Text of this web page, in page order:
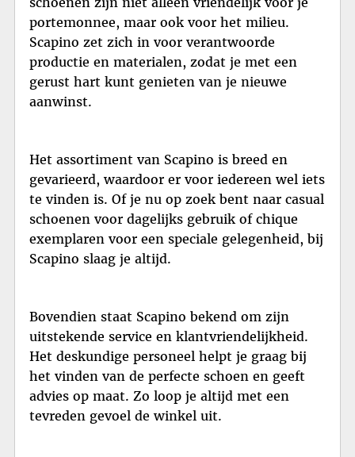
portemonnee, maar ook voor het milieu.
Scapino zet zich in voor verantwoorde
productie en materialen, zodat je met een
gerust hart kunt genieten van je nieuwe
aanwinst.
Het assortiment van Scapino is breed en
gevarieerd, waardoor er voor iedereen wel iets
te vinden is. Of je nu op zoek bent naar casual
schoenen voor dagelijks gebruik of chique
exemplaren voor een speciale gelegenheid, bij
Scapino slaag je altijd.
Bovendien staat Scapino bekend om zijn
uitstekende service en klantvriendelijkheid.
Het deskundige personeel helpt je graag bij
het vinden van de perfecte schoen en geeft
advies op maat. Zo loop je altijd met een
tevreden gevoel de winkel uit.